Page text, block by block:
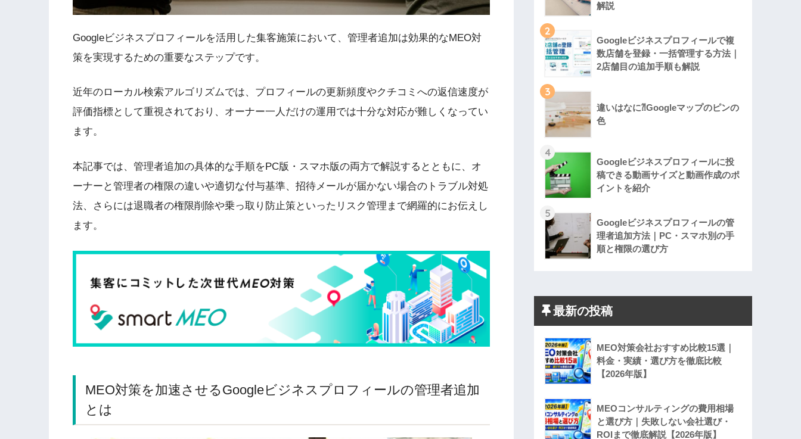
Googleビジネスプロフィールを活用した集客施策において、管理者追加は効果的なMEO対
策を実現するための重要なステップです。
近年のローカル検索アルゴリズムでは、プロフィールの更新頻度やクチコミへの返信速度が
評価指標として重視されており、オーナー一人だけの運用では十分な対応が難しくなってい
ます。
本記事では、管理者追加の具体的な手順をPC版・スマホ版の両方で解説するとともに、オ
ーナーと管理者の権限の違いや適切な付与基準、招待メールが届かない場合のトラブル対処
法、さらには退職者の権限削除や乗っ取り防止策といったリスク管理まで網羅的にお伝えし
ます。
MEO対策を加速させるGoogleビジネスプロフィールの管理者追加
とは
解説
2
Googleビジネスプロフィールで複
数店舗を登録・一括管理する方法｜
2店舗目の追加手順も解説
3
違いはなに⁈Googleマップのピンの
色
4
Googleビジネスプロフィールに投
稿できる動画サイズと動画作成のポ
イントを紹介
5
Googleビジネスプロフィールの管
理者追加方法｜PC・スマホ別の手
順と権限の選び方
最新の投稿
MEO対策会社おすすめ比較15選｜
料金・実績・選び方を徹底比較
【2026年版】
MEOコンサルティングの費用相場
と選び方｜失敗しない会社選び・
ROIまで徹底解説【2026年版】